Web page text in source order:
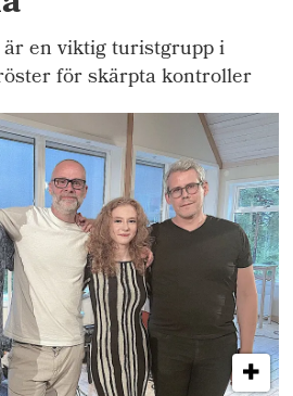
en viktig turistgrupp i
för skärpta kontroller